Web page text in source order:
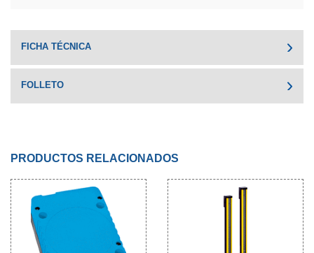
FICHA TÉCNICA
FOLLETO
PRODUCTOS RELACIONADOS